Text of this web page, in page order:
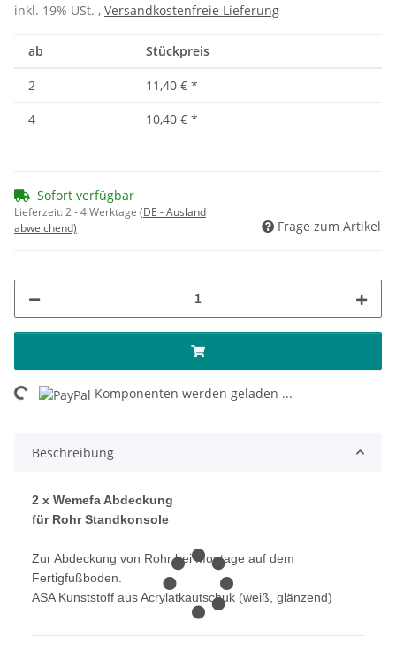
inkl. 19% USt. , Versandkostenfreie Lieferung
ab Stückpreis
2 11,40 € *
4
10,40 € *
Sofort verfügbar
Lieferzeit:2 - 4 Werktage (DE - Ausland
abweichend)
Frage zum Artikel
Komponenten werden geladen ...
Beschreibung
2 x Wemefa Abdeckung
für Rohr Standkonsole
Zur Abdeckung von Rohr bei Montage auf dem
Fertigfußboden.
ASA Kunststoff aus Acrylatkautschuk (weiß, glänzend)